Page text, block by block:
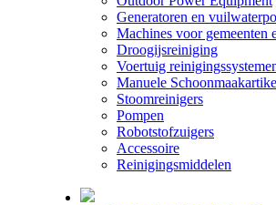
Generatoren en
Machines voor gemeenten
Droogijsreiniging
Voertuig
Manuele
Stoomreinigers
Pompen
Robotstofzuigers
Accessoire
Reinigingsmiddelen